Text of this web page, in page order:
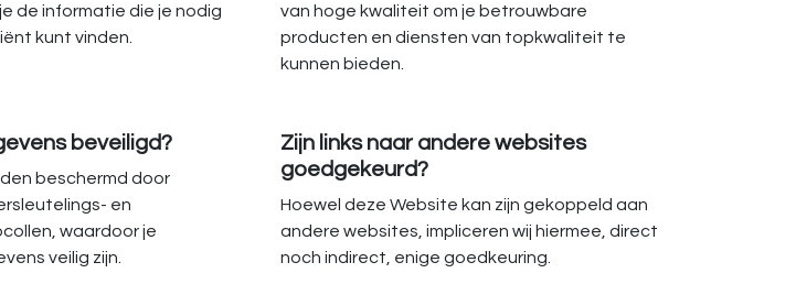
de informatie die je nodig
kunt vinden.
van hoge kwaliteit om je betrouwbare
producten en diensten van topkwaliteit te
kunnen bieden.
beveiligd?
beschermd door
en
waardoor je
veilig zijn.
Zijn links naar andere websites
goedgekeurd?
Hoewel deze Website kan zijn gekoppeld aan
andere websites, impliceren wij hiermee, direct
noch indirect, enige goedkeuring.